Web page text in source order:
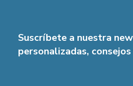
Suscríbete a nuestra
personalizadas,